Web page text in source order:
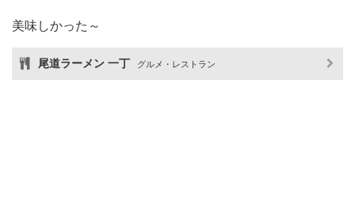
美味しかった～
尾道ラーメン 一丁 グルメ・レストラン